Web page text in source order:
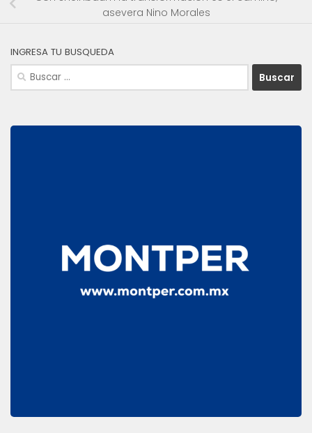
asevera Nino Morales
INGRESA TU BUSQUEDA
Buscar: